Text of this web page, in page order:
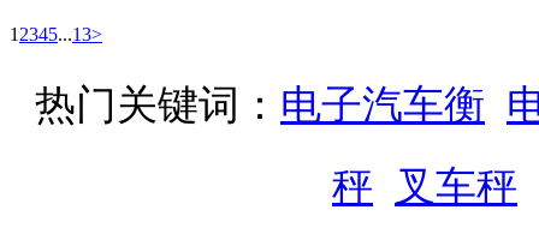
1 2345...13>
热门关键词： 电子汽车衡
秤
叉车秤